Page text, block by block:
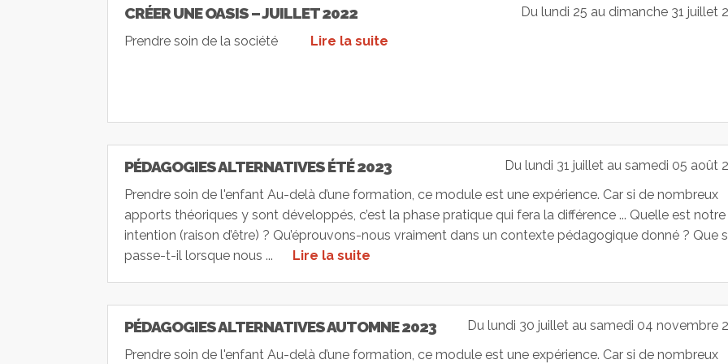
CRÉER UNE OASIS – JUILLET 2022
Du lundi 25 au dimanche 31 juillet
Prendre soin de la société
Lire la suite
PÉDAGOGIES ALTERNATIVES ÉTÉ 2023
Du lundi 31 juillet au samedi 05 août
Prendre soin de l'enfant Au-delà d’une formation, ce module est une expérience. Car si de nombreux
apports théoriques y sont développés, c’est la phase pratique qui fera la différence ... Quelle est notre
intention (raison d’être) ? Qu’éprouvons-nous vraiment dans un contexte pédagogique donné ? Que
passe-t-il lorsque nous ...
Lire la suite
PÉDAGOGIES ALTERNATIVES AUTOMNE 2023
Du lundi 30 juillet au samedi 04 novembre
Prendre soin de l'enfant Au-delà d’une formation, ce module est une expérience. Car si de nombreux